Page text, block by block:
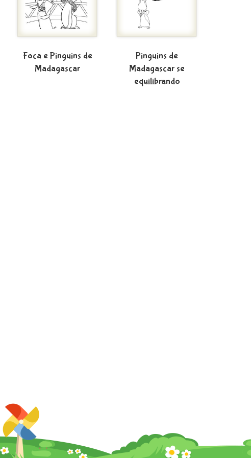
Foca e Pinguins de
Madagascar
Pinguins de
Madagascar se
equilibrando